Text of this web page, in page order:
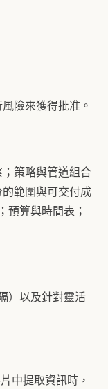
險來獲得批准。
策略與管道組合
範圍與可交付成
預算與時間表；
）以及針對靈活
中提取資訊時，